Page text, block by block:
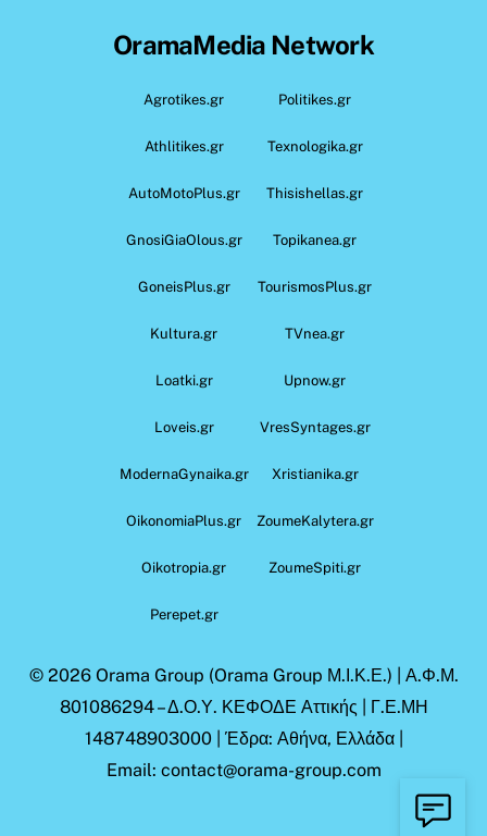
OramaMedia Network
Agrotikes.gr Politikes.gr
Athlitikes.gr Texnologika.gr
AutoMotoPlus.gr Thisishellas.gr
GnosiGiaOlous.gr Topikanea.gr
GoneisPlus.gr TourismosPlus.gr
Kultura.gr TVnea.gr
Loatki.gr Upnow.gr
Loveis.gr VresSyntages.gr
ModernaGynaika.gr Xristianika.gr
OikonomiaPlus.gr ZoumeKalytera.gr
Oikotropia.gr ZoumeSpiti.gr
Perepet.gr
© 2026 Orama Group (Orama Group Μ.Ι.Κ.Ε.) | Α.Φ.Μ.
801086294 – Δ.Ο.Υ. ΚΕΦΟΔΕ Αττικής | Γ.Ε.ΜΗ
148748903000 | Έδρα: Αθήνα, Ελλάδα |
Email: contact@orama-group.com